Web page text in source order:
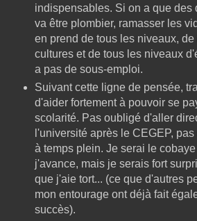
indispensables. Si on a que des
va être plombier, ramasser les
en prend de tous les niveaux, de
cultures et de tous les niveaux
a pas de sous-emploi.
Suivant cette ligne de pensée,
d'aider fortement à pouvoir se
scolarité. Pas oubligé d'aller
l'université après le CEGEP,
à temps plein. Je serai le
j'avance, mais je serais fort
que j'aie tort... (ce que d'autres
mon entourage ont déjà fait
succès).